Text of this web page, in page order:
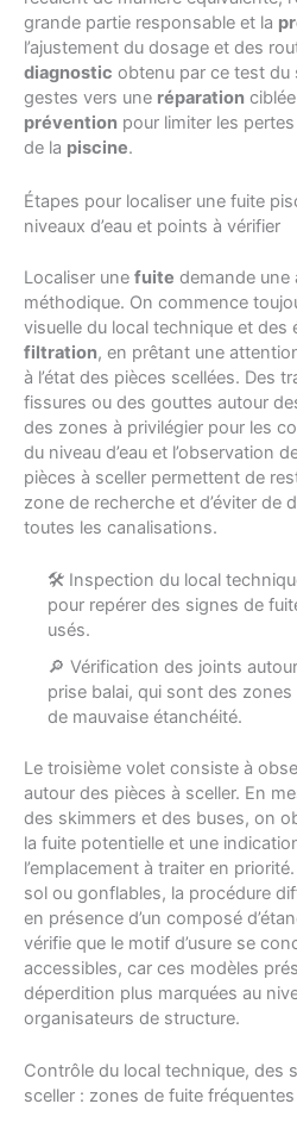
grande partie responsable et la
l’ajustement du dosage et des
diagnostic obtenu par ce test du
gestes vers une réparation
prévention pour limiter les
de la piscine.
Étapes pour localiser une fuite
niveaux d’eau et points à vérifier
Localiser une fuite demande une
méthodique. On commence
visuelle du local technique et des
filtration, en prêtant une
à l’état des pièces scellées. Des
fissures ou des gouttes autour
des zones à privilégier pour les
du niveau d’eau et l’observation
pièces à sceller permettent de
zone de recherche et d’éviter de
toutes les canalisations.
🛠 Inspection du local
pour repérer des signes de
usés.
🔎 Vérification des joints
prise balai, qui sont des
de mauvaise étanchéité.
Le troisième volet consiste à
autour des pièces à sceller. En
des skimmers et des buses, on
la fuite potentielle et une
l’emplacement à traiter en
sol ou gonflables, la procédure
en présence d’un composé
vérifie que le motif d’usure se
accessibles, car ces modèles
déperdition plus marquées au
organisateurs de structure.
Contrôle du local technique, des
sceller : zones de fuite fréquentes